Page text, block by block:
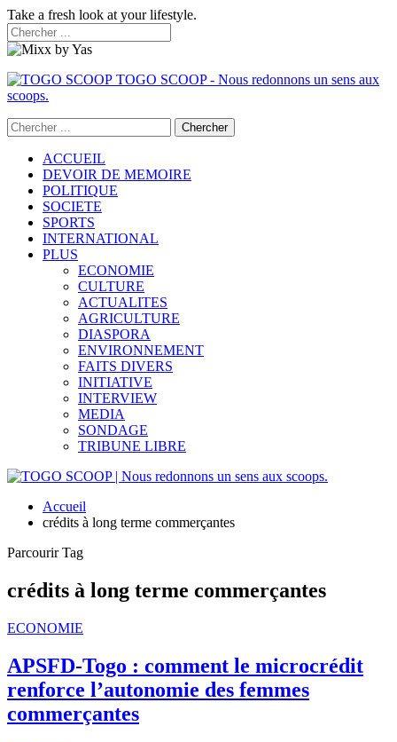
Take a fresh look at your lifestyle.
TOGO SCOOP - Nous redonnons un sens aux
scoops.
ACCUEIL
DEVOIR DE MEMOIRE
POLITIQUE
SOCIETE
SPORTS
INTERNATIONAL
PLUS
ECONOMIE
CULTURE
ACTUALITES
AGRICULTURE
DIASPORA
ENVIRONNEMENT
FAITS DIVERS
INITIATIVE
INTERVIEW
MEDIA
SONDAGE
TRIBUNE LIBRE
Accueil
crédits à long terme commerçantes
Parcourir Tag
crédits à long terme commerçantes
ECONOMIE
APSFD-Togo : comment le microcrédit
renforce l’autonomie des femmes
commerçantes